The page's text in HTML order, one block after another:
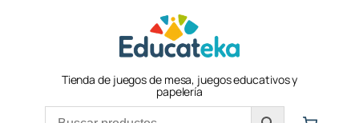
Tienda de juegos de mesa, juegos educativos y
papelería